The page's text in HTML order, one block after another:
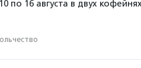
по 16 августа в двух